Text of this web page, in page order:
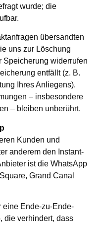
wurde; die
übersandten
uns zur Löschung
Speicherung widerrufen
entfällt (z. B.
Ihres Anliegens).
– insbesondere
– bleiben unberührt.
Kunden und
anderem den Instant-
ist die WhatsApp
Grand Canal
eine Ende-zu-Ende-
die verhindert, dass